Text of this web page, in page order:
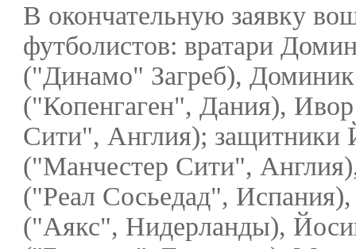
В окончательную заявку
футболистов: вратари
("Динамо" Загреб),
("Копенгаген", Дания),
Сити", Англия); защитники
("Манчестер Сити",
("Реал Сосьедад",
("Аякс", Нидерланды),